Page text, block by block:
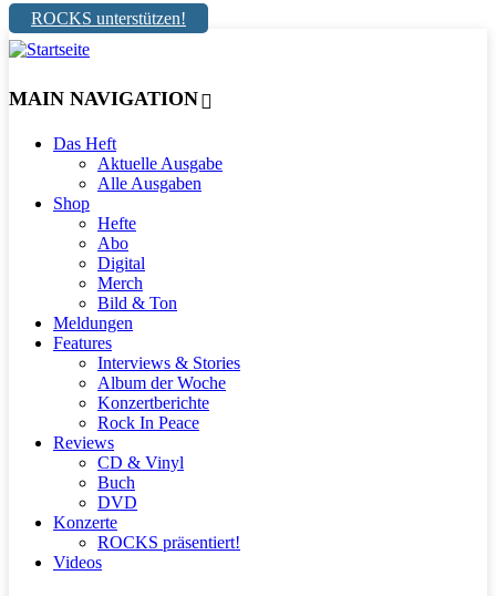
ROCKS unterstützen!
MAIN NAVIGATION
Das Heft
Aktuelle Ausgabe
Alle Ausgaben
Shop
Hefte
Abo
Digital
Merch
Bild & Ton
Meldungen
Features
Interviews & Stories
Album der Woche
Konzertberichte
Rock In Peace
Reviews
CD & Vinyl
Buch
DVD
Konzerte
ROCKS präsentiert!
Videos